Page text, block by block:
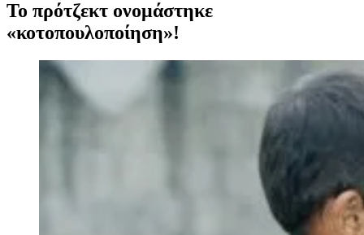
Το πρότζεκτ ονομάστηκε
«κοτοπουλoποίηση»!